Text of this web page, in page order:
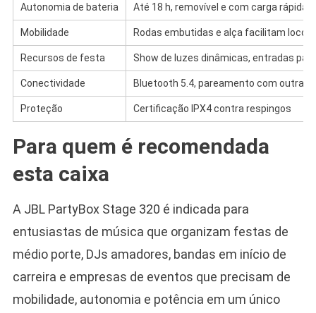
Autonomia de bateria Até 18 h, removível e com carga rápida
Mobilidade Rodas embutidas e alça facilitam
Recursos de festa Show de luzes dinâmicas, entradas
Conectividade Bluetooth 5.4, pareamento com outras
Proteção Certificação IPX4 contra respingos
Para quem é recomendada
esta caixa
A JBL PartyBox Stage 320 é indicada para
entusiastas de música que organizam festas de
médio porte, DJs amadores, bandas em início de
carreira e empresas de eventos que precisam de
mobilidade, autonomia e potência em um único